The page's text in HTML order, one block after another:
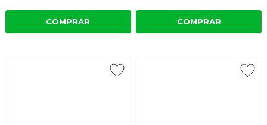
COMPRAR COMPRAR